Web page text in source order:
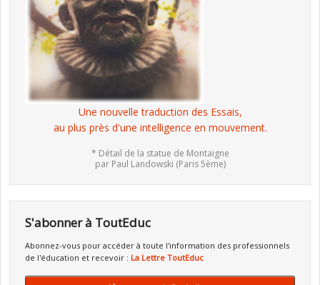
Une nouvelle traduction des Essais,
au plus près d'une intelligence en mouvement.
* Détail de la statue de Montaigne
par Paul Landowski (Paris 5ème)
S'abonner à ToutEduc
Abonnez-vous pour accéder à toute l'information des professionnels
de l'éducation et recevoir : La Lettre ToutEduc